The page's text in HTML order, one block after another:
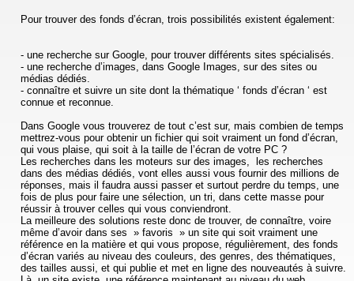
Pour trouver des fonds d’écran, trois possibilités existent également:
- une recherche sur Google, pour trouver différents sites spécialisés.
- une recherche d’images, dans Google Images, sur des sites ou
médias dédiés.
- connaître et suivre un site dont la thématique ‘ fonds d’écran ‘ est
connue et reconnue.
Dans Google vous trouverez de tout c’est sur, mais combien de temps
mettrez-vous pour obtenir un fichier qui soit vraiment un fond d’écran,
qui vous plaise, qui soit à la taille de l’écran de votre PC ?
Les recherches dans les moteurs sur des images, les recherches
dans des médias dédiés, vont elles aussi vous fournir des millions de
réponses, mais il faudra aussi passer et surtout perdre du temps, une
fois de plus pour faire une sélection, un tri, dans cette masse pour
réussir à trouver celles qui vous conviendront.
La meilleure des solutions reste donc de trouver, de connaître, voire
même d’avoir dans ses » favoris » un site qui soit vraiment une
référence en la matière et qui vous propose, régulièrement, des fonds
d’écran variés au niveau des couleurs, des genres, des thématiques,
des tailles aussi, et qui publie et met en ligne des nouveautés à suivre.